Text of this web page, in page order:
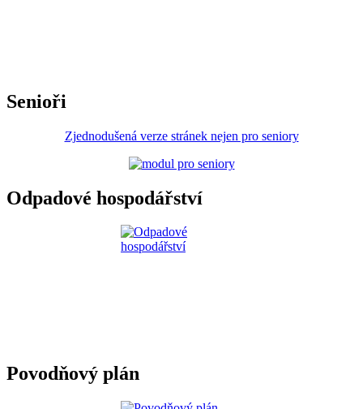
Senioři
Zjednodušená verze stránek nejen pro seniory
Odpadové hospodářství
Povodňový plán